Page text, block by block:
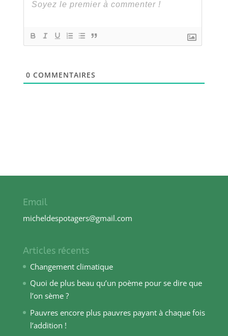
0 COMMENTAIRES
Email
micheldespotagers@gmail.com
Articles récents
Changement climatique
Quoi de plus beau qu’un poème pour se dire que
l’on sème ?
Pauvres encore plus pauvres payant à chaque fois
l’addition !